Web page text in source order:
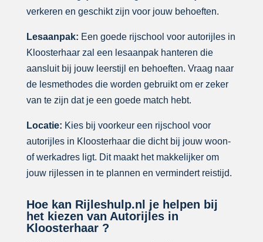
verkeren en geschikt zijn voor jouw behoeften.
Lesaanpak: Een goede rijschool voor autorijles in
Kloosterhaar zal een lesaanpak hanteren die
aansluit bij jouw leerstijl en behoeften. Vraag naar
de lesmethodes die worden gebruikt om er zeker
van te zijn dat je een goede match hebt.
Locatie: Kies bij voorkeur een rijschool voor
autorijles in Kloosterhaar die dicht bij jouw woon-
of werkadres ligt. Dit maakt het makkelijker om
jouw rijlessen in te plannen en vermindert reistijd.
Hoe kan Rijleshulp.nl je helpen bij
het kiezen van Autorijles in
Kloosterhaar ?